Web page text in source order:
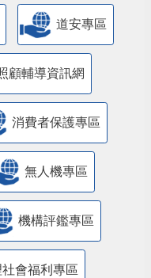
道安專區
顧輔導資訊網
消費者保護專區
無人機專區
機構評鑑專區
會福利專區